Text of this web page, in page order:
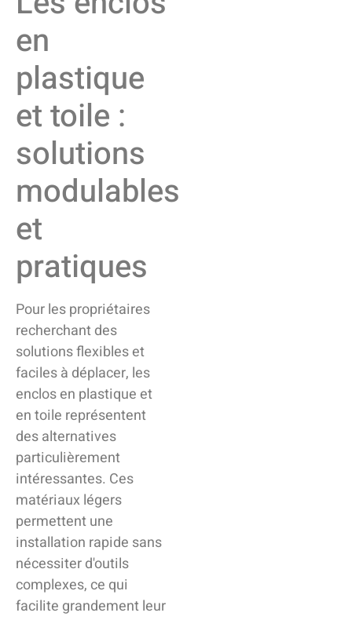
en
plastique
et toile :
solutions
modulables
et
pratiques
Pour les propriétaires
recherchant des
solutions flexibles et
faciles à déplacer, les
enclos en plastique et
en toile représentent
des alternatives
particulièrement
intéressantes. Ces
matériaux légers
permettent une
installation rapide sans
nécessiter d'outils
complexes, ce qui
facilite grandement leur